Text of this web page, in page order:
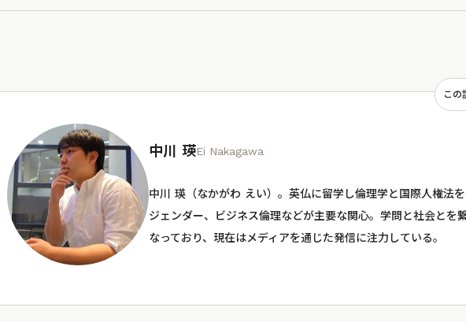
この
中川 瑛Ei Nakagawa
中川 瑛（なかがわ えい）。英仏に留学し倫理学と国際人権法を
ジェンダー、ビジネス倫理などが主要な関心。学問と社会とを
なっており、現在はメディアを通じた発信に注力している。